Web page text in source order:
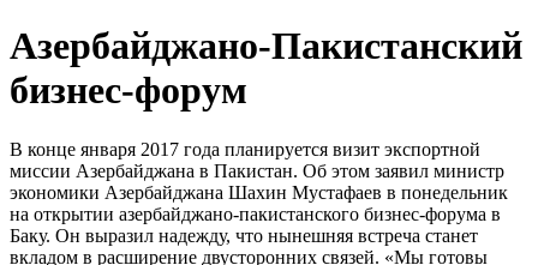
Азербайджано-Пакистанский
бизнес-форум
В конце января 2017 года планируется визит экспортной
миссии Азербайджана в Пакистан. Об этом заявил министр
экономики Азербайджана Шахин Мустафаев в понедельник
на открытии азербайджано-пакистанского бизнес-форума в
Баку. Он выразил надежду, что нынешняя встреча станет
вкладом в расширение двусторонних связей. «Мы готовы